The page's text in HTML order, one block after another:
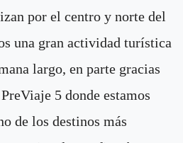
por el centro y norte del
una gran actividad turística
largo, en parte gracias
5 donde estamos
de los destinos más